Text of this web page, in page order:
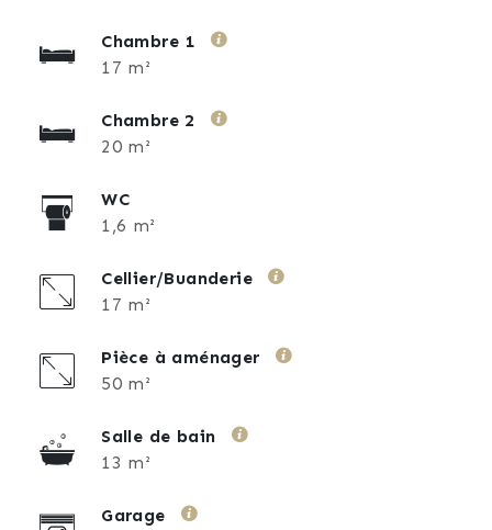
Chambre 1
17 m²
Chambre 2
20 m²
WC
1,6 m²
Cellier/Buanderie
17 m²
Pièce à aménager
50 m²
Salle de bain
13 m²
Garage